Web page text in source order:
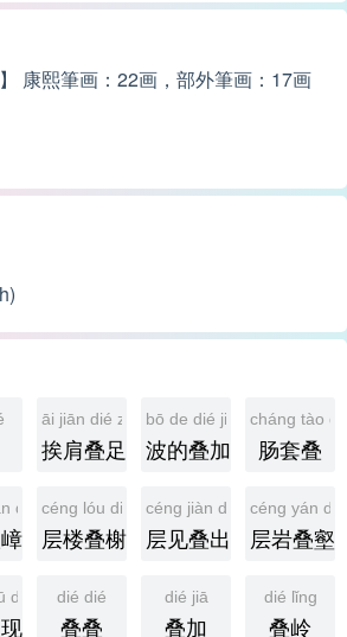
康熙筆画：22画，部外筆画：17画
āi jiān dié zú
挨肩叠足
bō de dié jiā yuán lǐ
波的叠加原理
cháng tào
肠套叠
dié zhàng
céng lóu dié xiè
层楼叠榭
céng jiàn dié chū
层见叠出
céng yán
层岩叠壑
dié xiàndié dié
叠叠
dié jiā
叠加
dié lǐng
叠岭